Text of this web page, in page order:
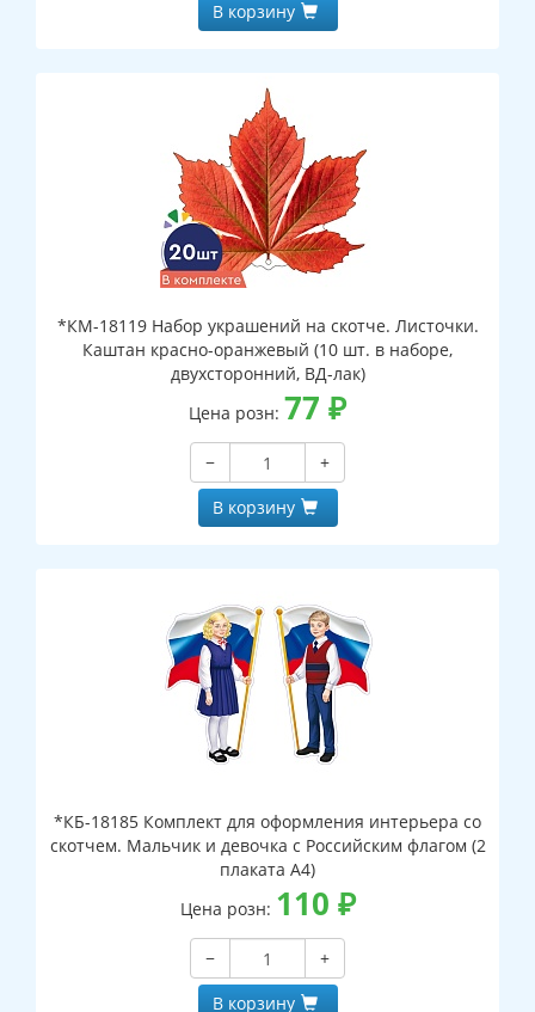
В корзину
*КМ-18119 Набор украшений на скотче. Листочки.
Каштан красно-оранжевый (10 шт. в наборе,
двухсторонний, ВД-лак)
Цена розн: 77 ₽
−
+
В корзину
*КБ-18185 Комплект для оформления интерьера со
скотчем. Мальчик и девочка с Российским флагом (2
плаката А4)
Цена розн: 110 ₽
−
+
В корзину